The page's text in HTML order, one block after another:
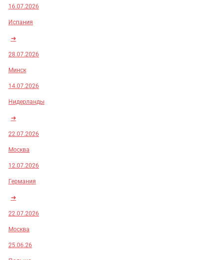
16.07.2026
Испания
➜
28.07.2026
Минск
14.07.2026
Нидерланды
➜
22.07.2026
Москва
12.07.2026
Германия
➜
22.07.2026
Москва
25.06.26